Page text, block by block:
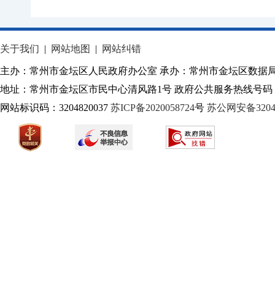
关于我们 | 网站地图 | 网站纠错
主办：常州市金坛区人民政府办公室 承办：常州市金坛区数据
地址：常州市金坛区市民中心清风路1号 政府公共服务热线号码
网站标识码：3204820037 苏ICP备2020058724号 苏公网安备